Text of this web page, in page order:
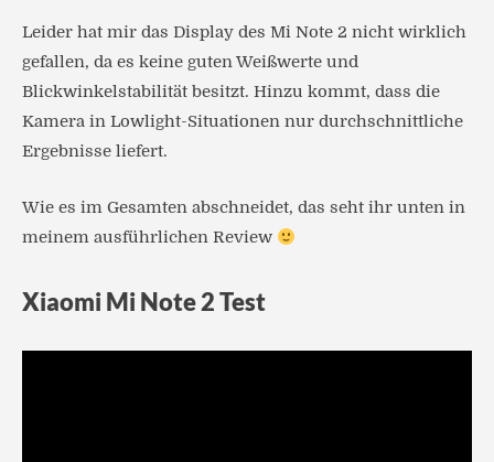
Leider hat mir das Display des Mi Note 2 nicht wirklich
gefallen, da es keine guten Weißwerte und
Blickwinkelstabilität besitzt. Hinzu kommt, dass die
Kamera in Lowlight-Situationen nur durchschnittliche
Ergebnisse liefert.
Wie es im Gesamten abschneidet, das seht ihr unten in
meinem ausführlichen Review
Xiaomi Mi Note 2 Test